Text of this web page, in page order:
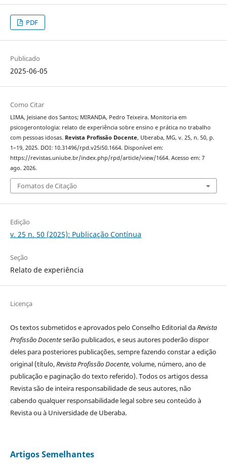
PDF
Publicado
2025-06-05
Como Citar
LIMA, Jeisiane dos Santos; MIRANDA, Pedro Teixeira. Monitoria em
psicogerontologia: relato de experiência sobre ensino e prática no trabalho
com pessoas idosas. Revista Profissão Docente, Uberaba, MG, v. 25, n. 50, p.
1–19, 2025. DOI: 10.31496/rpd.v25i50.1664. Disponível em:
https://revistas.uniube.br/index.php/rpd/article/view/1664. Acesso em: 7
ago. 2026.
Fomatos de Citação
Edição
v. 25 n. 50 (2025): Publicação Contínua
Seção
Relato de experiência
Licença
Os textos submetidos e aprovados pelo Conselho Editorial daRevista
Profissão Docenteserão publicados, e seus autores poderão dispor
deles para posteriores publicações, sempre fazendo constar a edição
original (título,Revista Profissão Docente, volume, número, ano de
publicação e paginação do texto referido). Todos os artigos dessa
Revista são de inteira responsabilidade de seus autores, não
cabendo qualquer responsabilidade legal sobre seu conteúdo à
Revista ou à Universidade de Uberaba.
Artigos Semelhantes